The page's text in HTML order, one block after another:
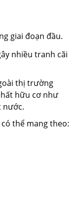
giai đoạn đầu.
nhiều tranh cãi
thị trường
hữu cơ như
nước.
thể mang theo: